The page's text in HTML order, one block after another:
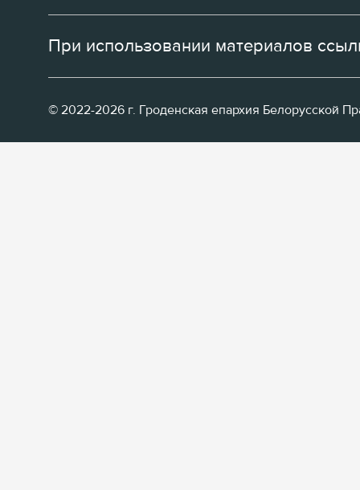
При использовании материалов
© 2022-2026 г. Гроденская епархия Белорусской